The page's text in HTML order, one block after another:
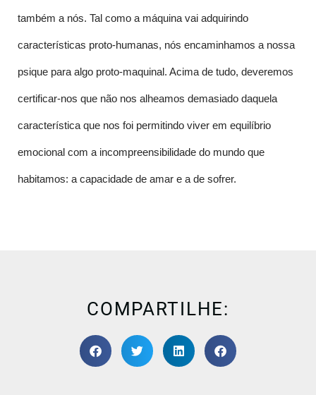
também a nós. Tal como a máquina vai adquirindo
características proto-humanas, nós encaminhamos a nossa
psique para algo proto-maquinal. Acima de tudo, deveremos
certificar-nos que não nos alheamos demasiado daquela
característica que nos foi permitindo viver em equilíbrio
emocional com a incompreensibilidade do mundo que
habitamos: a capacidade de amar e a de sofrer.
COMPARTILHE: